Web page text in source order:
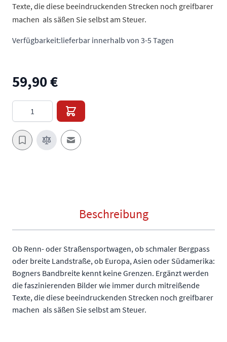
Texte, die diese beeindruckenden Strecken noch greifbarer
machen  als säßen Sie selbst am Steuer.
Verfügbarkeit:lieferbar innerhalb von 3-5 Tagen
59,90 €
Menge
E-Mail an einen Freund
Beschreibung
Ob Renn- oder Straßensportwagen, ob schmaler Bergpass
oder breite Landstraße, ob Europa, Asien oder Südamerika:
Bogners Bandbreite kennt keine Grenzen. Ergänzt werden
die faszinierenden Bilder wie immer durch mitreißende
Texte, die diese beeindruckenden Strecken noch greifbarer
machen  als säßen Sie selbst am Steuer.